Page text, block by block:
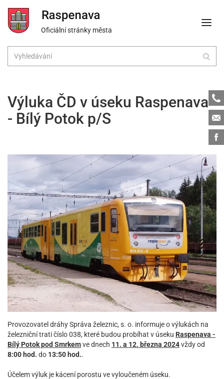
Oficiální stránky města
Výluka ČD v úseku Raspenava
- Bílý Potok p/S
Provozovatel dráhy Správa železnic, s. o. informuje o výlukách na
železniční trati číslo 038, které budou probíhat v úseku Raspenava -
Bílý Potok pod Smrkemve dnech 11. a 12. března 2024vždy od
8:00 hod. do 13:50 hod..
Účelem výluk je kácení porostu ve vyloučeném úseku.